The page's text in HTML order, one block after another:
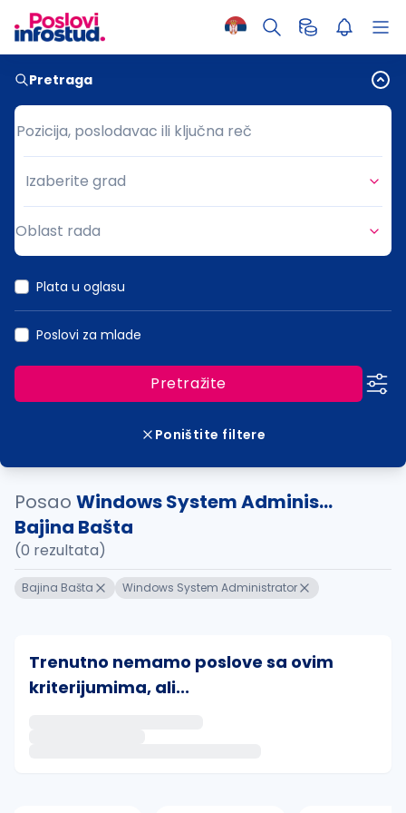
Pretraga
Pozicija, poslodavac ili ključna reč
Pozicija, poslodavac ili ključna reč
Grad
Izaberite grad
Oblast rada
Plata u oglasu
Poslovi za mlade
Pretražite
Poništite filtere
Posao Windows System Adminis...
Bajina Bašta
(0 rezultata)
Bajina Bašta Windows System Administrator
Trenutno nemamo poslove sa ovim
kriterijumima, ali...